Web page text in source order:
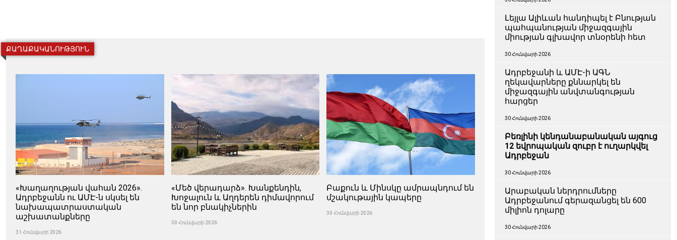
ՔԱՂԱՔԱԿԱՆՈՒԹՅՈՒՆ
«Խաղաղության վահան 2026».
Ադրբեջանն ու ԱՄԷ-ն սկսել են
նախապատրաստական ​​
աշխատանքները
31 Հունվարի 2026
«Մեծ վերադարձ». Խանքենդին,
Խոջալուն և Աղդերեն դիմավորում
են նոր բնակիչներին
30 Հունվարի 2026
Բաքուն և Մինսկը ամրապնդում են
մշակութային կապերը
30 Հունվարի 2026
Լեյլա Ալիևան հանդիպել է Բնության
պահպանության միջազգային
միության գլխավոր տնօրենի հետ
30 Հունվարի 2026
Ադրբեջանի և ԱՄԷ-ի ԱԳՆ
ղեկավարները քննարկել են
միջազգային անվտանգության
հարցեր
30 Հունվարի 2026
Բեռլինի կենդանաբանական այգուց
12 եվրոպական զուբր է ուղարկվել
Ադրբեջան
30 Հունվարի 2026
Արաբական ներդրումները
Ադրբեջանում գերազանցել են 600
միլիոն դոլարը
30 Հունվարի 2026